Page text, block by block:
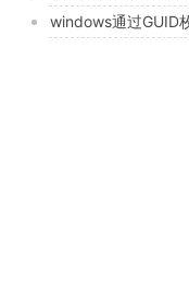
windows通过GUID